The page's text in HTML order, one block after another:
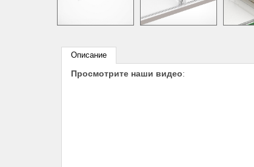
Описание
Просмотрите наши видео: